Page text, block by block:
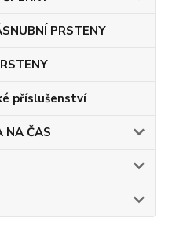
PRSTENY
příslušenství
NA ČAS